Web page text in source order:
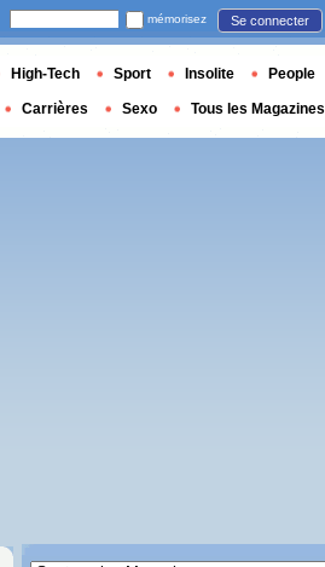
mémorisez Se connecter
High-Tech Sport Insolite People
Carrières Sexo Tous les Magazines